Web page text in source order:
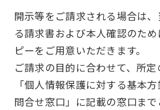
開示等をご請求される場合は
る請求書および本人確認のた
ピーをご用意いただきます。
ご請求の目的に合わせて、所定
「個人情報保護に対する基本
問合せ窓口」に記載の窓口ま